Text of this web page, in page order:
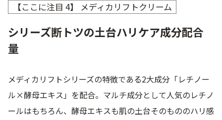
【ここに注目 4】 メディカリフトクリーム
シリーズ断トツの土台ハリケア成分配合
量
メディカリフトシリーズの特徴である2大成分「レチノー
ル×酵母エキス」を配合。マルチ成分として人気のレチノ
ールはもちろん、酵母エキスも肌の土台そのもののハリ感